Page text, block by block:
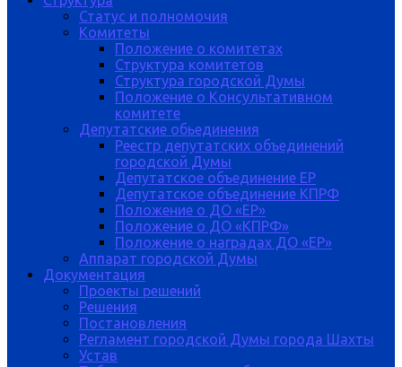
Статус и полномочия
Комитеты
Положение о комитетах
Структура комитетов
Структура городской Думы
Положение о Консультативном
комитете
Депутатские обьединения
Реестр депутатских объединений
городской Думы
Депутатское объединение ЕР
Депутатское объединение КПРФ
Положение о ДО «ЕР»
Положение о ДО «КПРФ»
Положение о наградах ДО «ЕР»
Аппарат городской Думы
Документация
Проекты решений
Решения
Постановления
Регламент городской Думы города Шахты
Устав